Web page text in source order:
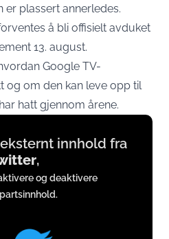
plassert annerledes.
å bli offisielt avduket
13. august.
Google TV-
og om den kan leve opp til
hatt gjennom årene.
innhold fra
,
og deaktivere